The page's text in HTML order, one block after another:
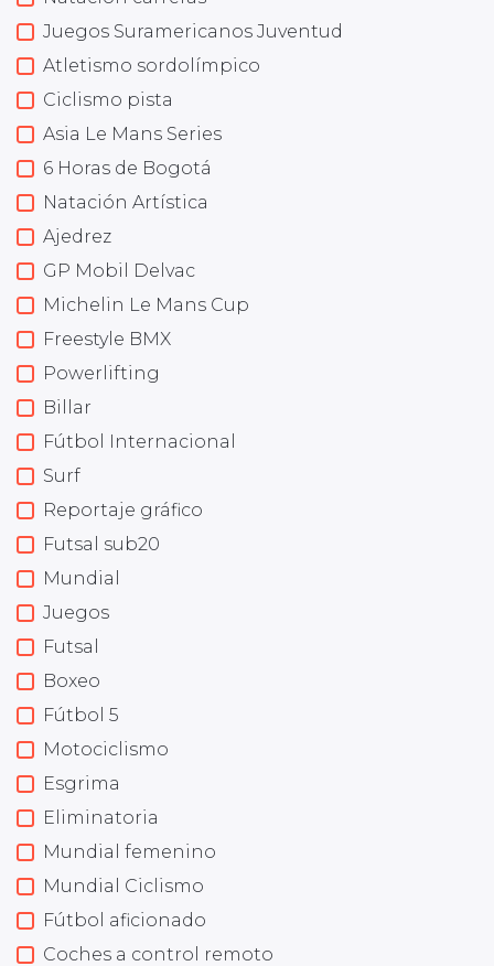
Juegos Suramericanos Juventud
Atletismo sordolímpico
Ciclismo pista
Asia Le Mans Series
6 Horas de Bogotá
Natación Artística
Ajedrez
GP Mobil Delvac
Michelin Le Mans Cup
Freestyle BMX
Powerlifting
Billar
Fútbol Internacional
Surf
Reportaje gráfico
Futsal sub20
Mundial
Juegos
Futsal
Boxeo
Fútbol 5
Motociclismo
Esgrima
Eliminatoria
Mundial femenino
Mundial Ciclismo
Fútbol aficionado
Coches a control remoto